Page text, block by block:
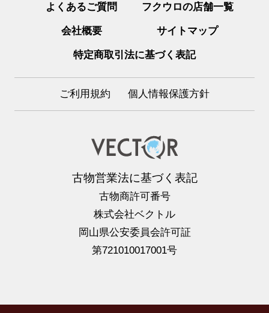
よくあるご質問 フクウロの店舗一覧
会社概要 サイトマップ
特定商取引法に基づく表記
ご利用規約 個人情報保護方針
古物営業法に基づく表記
古物商許可番号
株式会社ベクトル
岡山県公安委員会許可証
第721010017001号